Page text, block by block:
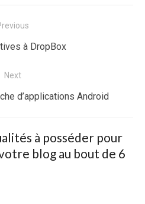
à DropBox
Next
d’applications Android
à posséder pour
blog au bout de 6